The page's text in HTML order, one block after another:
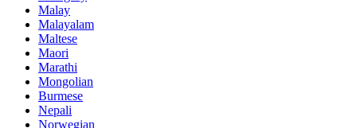
Malay
Malayalam
Maltese
Maori
Marathi
Mongolian
Burmese
Nepali
Norwegian